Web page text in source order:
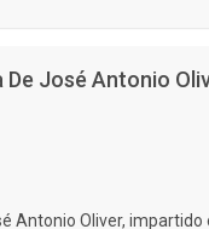
José Antonio
Antonio Oliver, impartido